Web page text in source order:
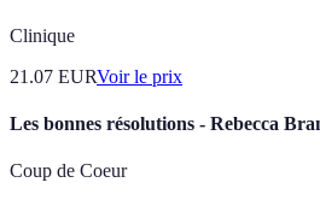
Clinique
21.07 EURVoir le prix
Les bonnes résolutions - Rebecca
Coup de Coeur